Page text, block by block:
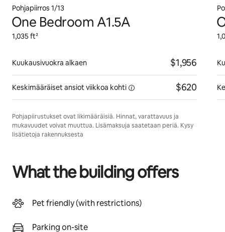
Pohjapiirros 1/13
One Bedroom A1.5A
1,035 ft²
Kuukausivuokra alkaen $1,956
Keskimääräiset ansiot viikkoa kohti $620
Pohjapiirustukset ovat likimääräisiä. Hinnat, varattavuus ja
mukavuudet voivat muuttua. Lisämaksuja saatetaan periä. Kysy
lisätietoja rakennuksesta
What the building offers
Pet friendly (with restrictions)
Parking on-site